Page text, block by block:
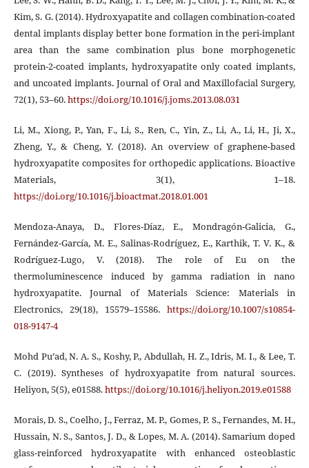
Kim, S. G. (2014). Hydroxyapatite and collagen combination-coated
dental implants display better bone formation in the peri-implant
area than the same combination plus bone morphogenetic
protein-2-coated implants, hydroxyapatite only coated implants,
and uncoated implants. Journal of Oral and Maxillofacial Surgery,
72(1), 53–60.https://doi.org/10.1016/j.joms.2013.08.031
Li, M., Xiong, P., Yan, F., Li, S., Ren, C., Yin, Z., Li, A., Li, H., Ji, X.,
Zheng, Y., & Cheng, Y. (2018). An overview of graphene-based
hydroxyapatite composites for orthopedic applications. Bioactive
Materials, 3(1), 1–18.
https://doi.org/10.1016/j.bioactmat.2018.01.001
Mendoza-Anaya, D., Flores-Díaz, E., Mondragón-Galicia, G.,
Fernández-García, M. E., Salinas-Rodríguez, E., Karthik, T. V. K., &
Rodríguez-Lugo, V. (2018). The role of Eu on the
thermoluminescence induced by gamma radiation in nano
hydroxyapatite. Journal of Materials Science: Materials in
Electronics, 29(18), 15579–15586.https://doi.org/10.1007/s10854-
018-9147-4
Mohd Pu’ad, N. A. S., Koshy, P., Abdullah, H. Z., Idris, M. I., & Lee, T.
C. (2019). Syntheses of hydroxyapatite from natural sources.
Heliyon, 5(5), e01588.https://doi.org/10.1016/j.heliyon.2019.e01588
Morais, D. S., Coelho, J., Ferraz, M. P., Gomes, P. S., Fernandes, M. H.,
Hussain, N. S., Santos, J. D., & Lopes, M. A. (2014). Samarium doped
glass-reinforced hydroxyapatite with enhanced osteoblastic